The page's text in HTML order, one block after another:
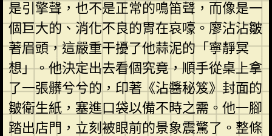
是引擎聲，也不是正常的鳴笛聲，而像是一
個巨大的、消化不良的胃在哀嚎。廖沾沾皺
著眉頭，這嚴重干擾了他蒜泥的「寧靜冥
想」。他決定出去看個究竟，順手從桌上拿
了一張髒兮兮的，印著《沾醬秘笈》封面的
皺衛生紙，塞進口袋以備不時之需。他一腳
踏出店門，立刻被眼前的景象震驚了。整條